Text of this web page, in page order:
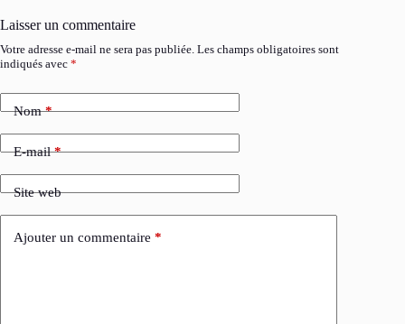
Laisser un commentaire
Votre adresse e-mail ne sera pas publiée. Les champs obligatoires sont
indiqués avec *
Nom*
E-mail*
Site web
Ajouter un commentaire *